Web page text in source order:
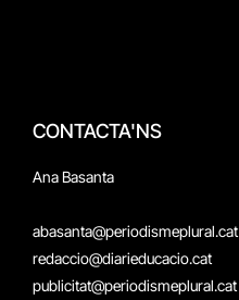
CONTACTA'NS
Ana Basanta
abasanta@periodismeplural.cat
redaccio@diarieducacio.cat
publicitat@periodismeplural.cat